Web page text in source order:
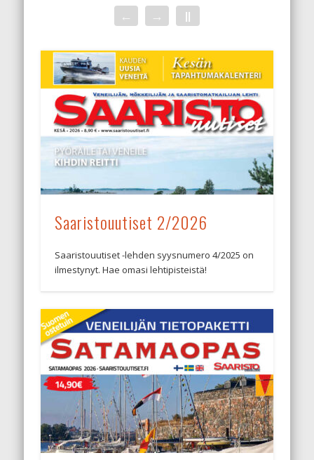
← → ||
Saaristouutiset 2/2026
Saaristouutiset -lehden syysnumero 4/2025 on
ilmestynyt. Hae omasi lehtipisteistä!